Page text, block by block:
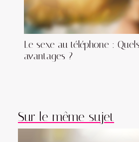
Le sexe au téléphone :
avantages ?
Sur le même sujet